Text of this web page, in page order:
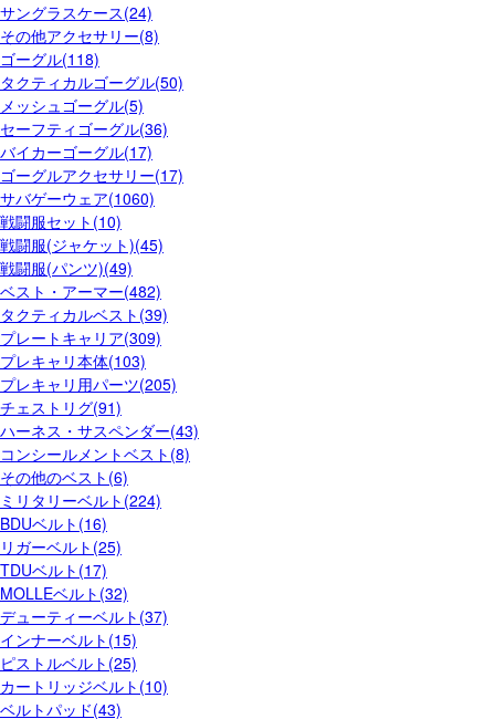
サングラスケース(24)
その他アクセサリー(8)
ゴーグル(118)
タクティカルゴーグル(50)
メッシュゴーグル(5)
セーフティゴーグル(36)
バイカーゴーグル(17)
ゴーグルアクセサリー(17)
サバゲーウェア(1060)
戦闘服セット(10)
戦闘服(ジャケット)(45)
戦闘服(パンツ)(49)
ベスト・アーマー(482)
タクティカルベスト(39)
プレートキャリア(309)
プレキャリ本体(103)
プレキャリ用パーツ(205)
チェストリグ(91)
ハーネス・サスペンダー(43)
コンシールメントベスト(8)
その他のベスト(6)
ミリタリーベルト(224)
BDUベルト(16)
リガーベルト(25)
TDUベルト(17)
MOLLEベルト(32)
デューティーベルト(37)
インナーベルト(15)
ピストルベルト(25)
カートリッジベルト(10)
ベルトパッド(43)